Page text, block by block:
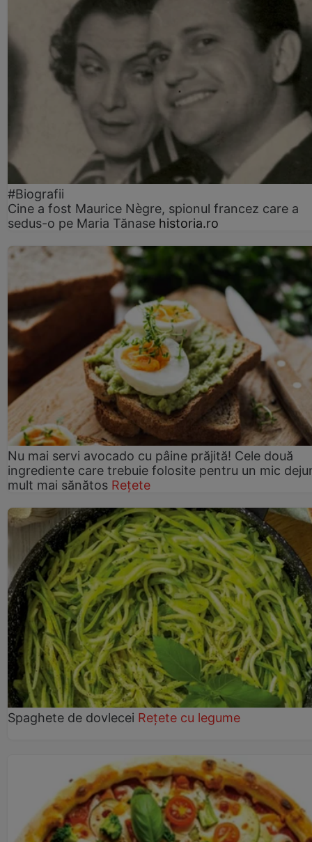
#Biografii
Cine a fost Maurice Nègre, spionul francez care a
sedus-o pe Maria Tănase historia.ro
Nu mai servi avocado cu pâine prăjită! Cele două
ingrediente care trebuie folosite pentru un mic
mult mai sănătos Rețete
Spaghete de dovlecei Rețete cu legume